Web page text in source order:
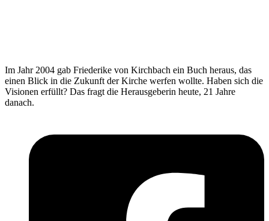
Im Jahr 2004 gab Friederike von Kirchbach ein Buch heraus, das
einen Blick in die Zukunft der Kirche werfen wollte. Haben sich die
Visionen erfüllt? Das fragt die Herausgeberin heute, 21 Jahre
danach.